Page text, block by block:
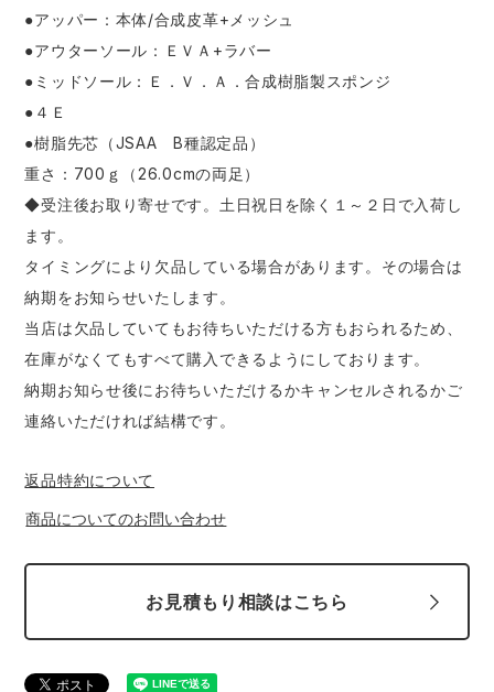
●アッパー：本体/合成皮革+メッシュ
●アウターソール：ＥＶＡ+ラバー
●ミッドソール：Ｅ．Ｖ．Ａ．合成樹脂製スポンジ
●４Ｅ
●樹脂先芯（JSAA B種認定品）
重さ：700ｇ（26.0cmの両足）
◆受注後お取り寄せです。土日祝日を除く１～２日で入荷し
ます。
タイミングにより欠品している場合があります。その場合は
納期をお知らせいたします。
当店は欠品していてもお待ちいただける方もおられるため、
在庫がなくてもすべて購入できるようにしております。
納期お知らせ後にお待ちいただけるかキャンセルされるかご
連絡いただければ結構です。
返品特約について
商品についてのお問い合わせ
お見積もり相談はこちら